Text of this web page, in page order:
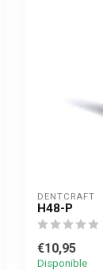
DENTCRAFT
H48-P
€10,95
Disponible